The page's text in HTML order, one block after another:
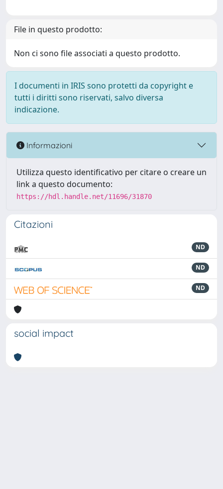
File in questo prodotto:
Non ci sono file associati a questo prodotto.
I documenti in IRIS sono protetti da copyright e
tutti i diritti sono riservati, salvo diversa
indicazione.
Informazioni
Utilizza questo identificativo per citare o creare un
link a questo documento:
https://hdl.handle.net/11696/31870
Citazioni
ND
ND
ND
social impact